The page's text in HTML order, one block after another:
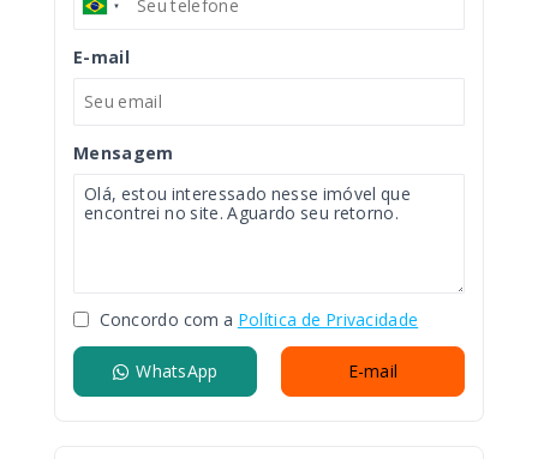
E-mail
Mensagem
Concordo com a Política de Privacidade
WhatsApp E-mail